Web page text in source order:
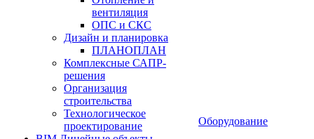
вентиляция
ОПС и СКС
Дизайн и планировка
ПЛАНОПЛАН
Комплексные САПР-
решения
Организация
строительства
Технологическое
проектирование
Оборудование